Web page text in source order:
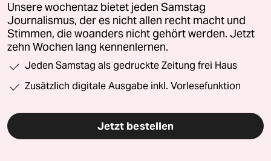
Unsere wochentaz bietet jeden Samstag
Journalismus, der es nicht allen recht macht und
Stimmen, die woanders nicht gehört werden. Jetzt
zehn Wochen lang kennenlernen.
Jeden Samstag als gedruckte Zeitung frei Haus
Zusätzlich digitale Ausgabe inkl. Vorlesefunktion
Jetzt bestellen